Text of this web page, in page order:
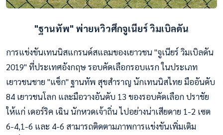
"ฐานทัพ" พ่ายหวิวศึกจูเนียร์ วิมเบิลดัน
การแข่งขันเทนนิสแกรนด์สแลมของเยาวชน "จูเนียร์ วิมเบิลดัน
2019" ที่ประเทศอังกฤษ รอบคัดเลือกรอบแรก ในประเภท
เยาวชนชาย "แซ็ก" ฐานทัพ สุขสำราญ นักเทนนิสไทย มืออันดับ
84 เยาวชนโลก และมือวางอันดับ 13 ของรอบคัดเลือก ปราชัย
ให้แก่ เดอร์ริค เฉิน นักหวดเจ้าถิ่น ไปอย่างน่าเสียดาย 1-2 เซต
6-4,1-6 และ 4-6 สามารถติดตามภาพการแข่งขันเพิ่มเติม